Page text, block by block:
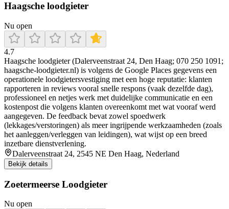
Haagsche loodgieter
Nu open
4.7
Haagsche loodgieter (Dalerveenstraat 24, Den Haag; 070 250 1091;
haagsche-loodgieter.nl) is volgens de Google Places gegevens een
operationele loodgietersvestiging met een hoge reputatie: klanten
rapporteren in reviews vooral snelle respons (vaak dezelfde dag),
professioneel en netjes werk met duidelijke communicatie en een
kostenpost die volgens klanten overeenkomt met wat vooraf werd
aangegeven. De feedback bevat zowel spoedwerk
(lekkages/verstoringen) als meer ingrijpende werkzaamheden (zoals
het aanleggen/verleggen van leidingen), wat wijst op een breed
inzetbare dienstverlening.
Dalerveenstraat 24, 2545 NE Den Haag, Nederland
Bekijk details
Zoetermeerse Loodgieter
Nu open